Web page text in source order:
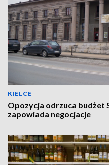
KIELCE
Opozycja odrzuca budżet
zapowiada negocjacje